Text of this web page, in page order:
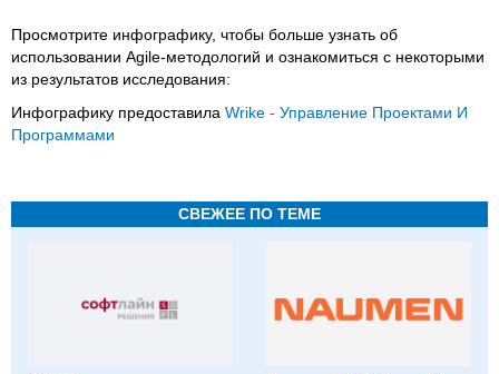
Просмотрите инфографику, чтобы больше узнать об
использовании Agile-методологий и ознакомиться с некоторыми
из результатов исследования:
Инфографику предоставила Wrike - Управление Проектами И
Программами
СВЕЖЕЕ ПО ТЕМЕ